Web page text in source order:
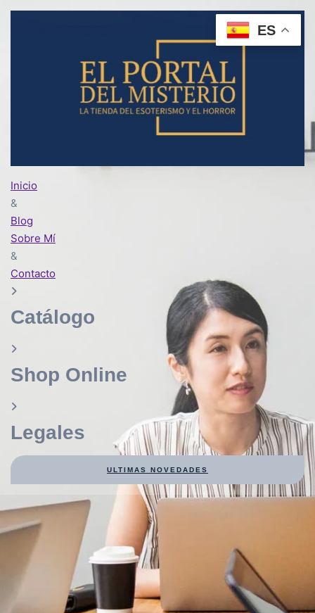
Inicio
&
Blog
Sobre Mí
&
Contacto
Catálogo
Shop Online
Legales
ULTIMAS NOVEDADES
ES